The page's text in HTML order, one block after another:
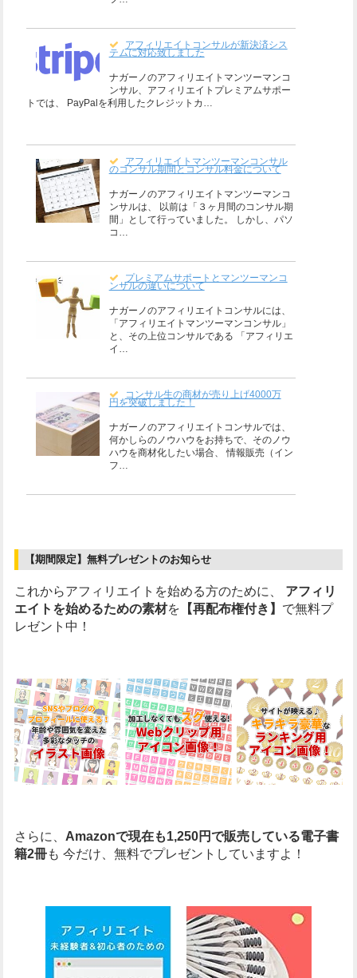
アフィリエイトコンサルが新決済シス
テムに対応致しました
ナガーノのアフィリエイトマンツーマンコ
ンサル、アフィリエイトプレミアムサポー
トでは、 PayPalを利用したクレジットカ…
アフィリエイトマンツーマンコンサル
のコンサル期間とコンサル料金について
ナガーノのアフィリエイトマンツーマンコ
ンサルは、 以前は「３ヶ月間のコンサル期
間」として行っていました。 しかし、パソ
コ…
プレミアムサポートとマンツーマンコ
ンサルの違いについて
ナガーノのアフィリエイトコンサルには、
「アフィリエイトマンツーマンコンサル」
と、その上位コンサルである 「アフィリエ
イ…
コンサル生の商材が売り上げ4000万
円を突破しました！
ナガーノのアフィリエイトコンサルでは、
何かしらのノウハウをお持ちで、そのノウ
ハウを商材化したい場合、 情報販売（イン
フ…
【期間限定】無料プレゼントのお知らせ
これからアフィリエイトを始める方のために、
アフィリ
エイトを始めるための素材を 【再配布権付き】 で無料プ
レゼント中！
さらに、 Amazonで現在も1,250円で販売している電子書
籍2冊も 今だけ、無料でプレゼントしていますよ！